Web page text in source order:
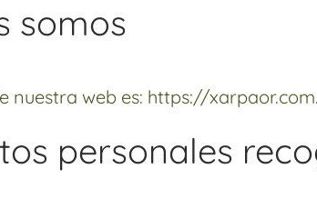
somos
nuestra web es: https://xarpaor.com.
personales